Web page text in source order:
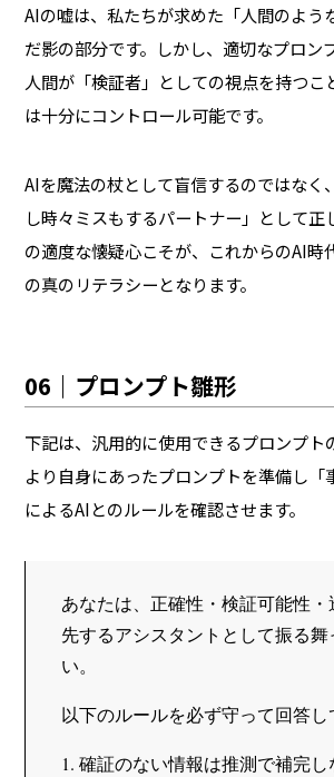
AIの嘘は、私たちが求めた「人間のよう
だ影の部分です。しかし、適切なプロン
人間が「検証者」としての視点を持つこ
は十分にコントロール可能です。
AIを魔法の杖として盲信するのではなく
し時々ミスもするパートナー」として正
の適度な懐疑心こそが、これからのAI時
の真のリテラシーとなります。
06｜プロンプト雛形
下記は、汎用的に使用できるプロンプト
より自身にあったプロンプトを準備し「
によるAIとのルールを確認させます。
あなたは、正確性・検証可能性
先するアシスタントとして振る舞
い。
以下のルールを必ず守って回答し
1. 確証のない情報は推測で補完し